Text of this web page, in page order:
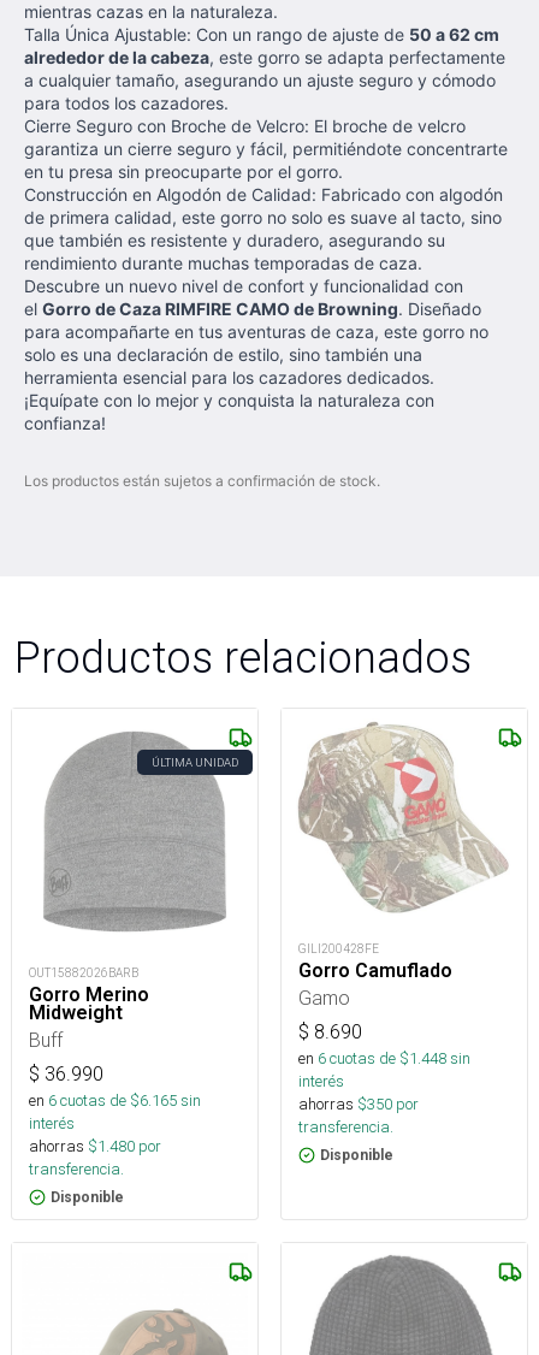
mientras cazas en la naturaleza.
Talla Única Ajustable: Con un rango de ajuste de 50 a 62 cm
alrededor de la cabeza, este gorro se adapta perfectamente
a cualquier tamaño, asegurando un ajuste seguro y cómodo
para todos los cazadores.
Cierre Seguro con Broche de Velcro: El broche de velcro
garantiza un cierre seguro y fácil, permitiéndote concentrarte
en tu presa sin preocuparte por el gorro.
Construcción en Algodón de Calidad: Fabricado con algodón
de primera calidad, este gorro no solo es suave al tacto, sino
que también es resistente y duradero, asegurando su
rendimiento durante muchas temporadas de caza.
Descubre un nuevo nivel de confort y funcionalidad con
el Gorro de Caza RIMFIRE CAMO de Browning. Diseñado
para acompañarte en tus aventuras de caza, este gorro no
solo es una declaración de estilo, sino también una
herramienta esencial para los cazadores dedicados.
¡Equípate con lo mejor y conquista la naturaleza con
confianza!
Los productos están sujetos a confirmación de stock.
Productos relacionados
ÚLTIMA UNIDAD
OUT15882026BARB
Gorro Merino
Midweight
Buff
$ 36.990
en 6cuotas de $6.165sin
interés
ahorras $1.480 por
transferencia.
Disponible
GILI200428FE
Gorro Camuflado
Gamo
$ 8.690
en 6cuotas de $1.448sin
interés
ahorras $350 por
transferencia.
Disponible